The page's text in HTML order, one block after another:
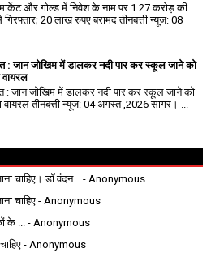
और गोल्ड में निवेश के नाम पर 1.27 करोड़ की
गिरफ्तार; 20 लाख रुपए बरामद तीनबत्ती न्यूज: 08
: जान जोखिम में डालकर नदी पार कर स्कूल जाने को
वायरल
: जान जोखिम में डालकर नदी पार कर स्कूल जाने को
वायरल तीनबत्ती न्यूज: 04 अगस्त ,2026 सागर। ...
चाहिए। डॉ वंदन... - Anonymous
चाहिए - Anonymous
के ... - Anonymous
- Anonymous